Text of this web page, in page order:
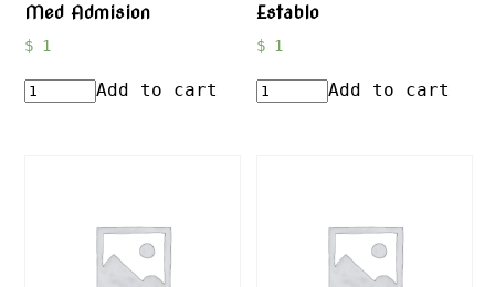
Med Admision
$1
Add to cart
Establo
$ 1
Add to cart